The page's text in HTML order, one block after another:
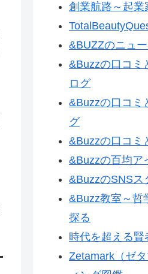
創業航路～起業
&BUZZのニュ
&Buzzの口コミ
ログ
&Buzzの口コミ
グ
&Buzzの口コミ
&Buzzの百均ア
&BuzzのSNSス
&Buzz教室～哲
探る
時代を超える
Zetamark（ゼ